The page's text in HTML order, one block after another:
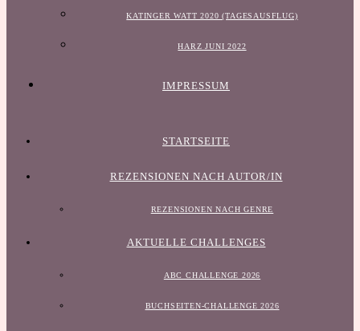
KATINGER WATT 2020 (TAGESAUSFLUG)
HARZ JUNI 2022
IMPRESSUM
STARTSEITE
REZENSIONEN NACH AUTOR/IN
REZENSIONEN NACH GENRE
AKTUELLE CHALLENGES
ABC CHALLENGE 2026
BUCHSEITEN-CHALLENGE 2026